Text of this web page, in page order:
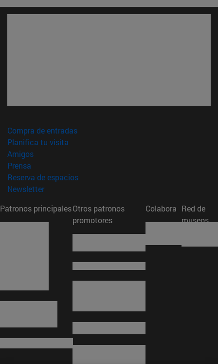
Compra de entradas(abre en nueva ventana)
Planifica tu visita
Amigos(abre en nueva ventana)
Prensa
Reserva de espacios(abre en nueva ventana)
Newsletter(abre en nueva ventana)
Patronos principalesOtros patronos
promotores
Colabora Red de
museos